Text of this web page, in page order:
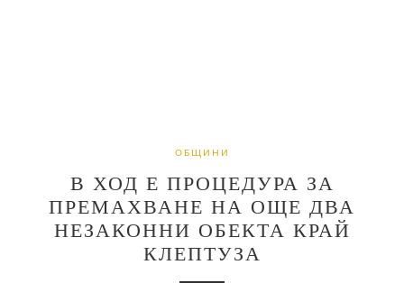
ОБЩИНИ
В ХОД Е ПРОЦЕДУРА ЗА
ПРЕМАХВАНЕ НА ОЩЕ ДВА
НЕЗАКОННИ ОБЕКТА КРАЙ
КЛЕПТУЗА